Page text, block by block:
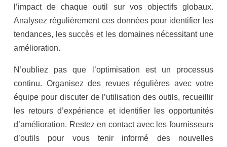
l’impact de chaque outil sur vos objectifs globaux.
Analysez régulièrement ces données pour identifier les
tendances, les succès et les domaines nécessitant une
amélioration.
N’oubliez pas que l’optimisation est un processus
continu. Organisez des revues régulières avec votre
équipe pour discuter de l’utilisation des outils, recueillir
les retours d’expérience et identifier les opportunités
d’amélioration. Restez en contact avec les fournisseurs
d’outils pour vous tenir informé des nouvelles